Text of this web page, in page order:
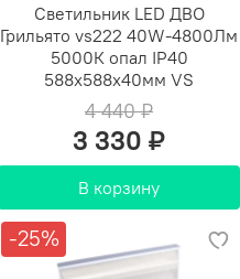
Светильник LED ДВО
Грильято vs222 40W-4800Лм
5000К опал IP40
588х588х40мм VS
4 440 ₽
3 330 ₽
В корзину
-25%